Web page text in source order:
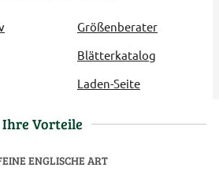
Größenberater
Blätterkatalog
Laden-Seite
Ihre Vorteile
ENGLISCHE ART